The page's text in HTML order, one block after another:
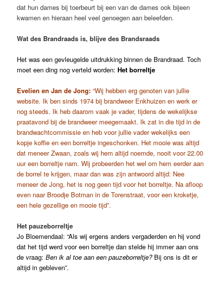
dat hun dames bij toerbeurt bij een van de dames ook bijeen
kwamen en hieraan heel veel genoegen aan beleefden.
Wat des Brandraads is, blijve des Brandsraads
Het was een gevleugelde uitdrukking binnen de Brandraad.Toch
moet een ding nog verteld worden:Het borreltje
Evelien en Jan de Jong: “Wij hebben erg genoten van jullie
website. Ik ben sinds 1974 bij brandweer Enkhuizen en werk er
nog steeds. Ik heb daarom vaak je vader, tijdens de wekelijkse
praatavond bij de brandweer meegemaakt. Ik zat in die tijd in de
brandwachtcommissie en heb voor jullie vader wekelijks een
kopje koffie en een borreltje ingeschonken. Het mooie was altijd
dat meneer Zwaan, zoals wij hem altijd noemde, nooit voor 22.00
uur een borreltje nam. Wij probeerden het wel om hem eerder aan
de borrel te krijgen, maar dan was zijn antwoord altijd: Nee
meneer de Jong, het is nog geen tijd voor het borreltje. Na afloop
even naar Broodje Botman in de Torenstraat, voor een kroketje,
een hele gezellige en mooie tijd”.
Het pauzeborreltje
Jo Bloemendaal: “Als wij ergens anders vergaderden en hij vond
dat het tijd werd voor een borreltje dan stelde hij immer aan ons
de vraag:Ben ik al toe aan een pauzeborreltje? Bij ons is dit er
altijd in gebleven”.